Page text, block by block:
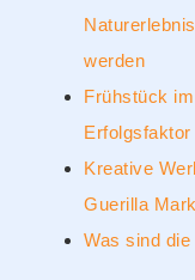
werden
Frühstück
Kreative
Guerilla
Was sind